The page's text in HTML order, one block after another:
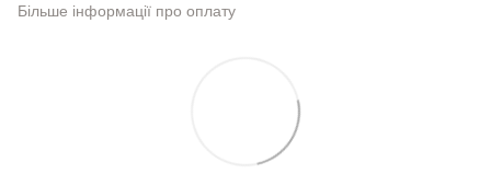
Більше інформації про оплату